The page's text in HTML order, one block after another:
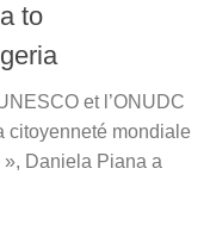
to
et l’ONUDC
citoyenneté mondiale
Daniela Piana a